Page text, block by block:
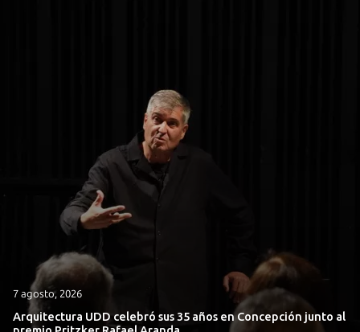
7 agosto, 2026
Arquitectura UDD celebró sus 35 años en Concepción junto al